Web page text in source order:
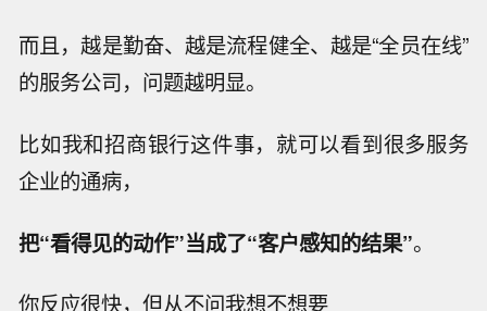
而且，越是勤奋、越是流程健全、越是“全员在线”
的服务公司，问题越明显。
比如我和招商银行这件事，就可以看到很多服务
企业的通病，
把“看得见的动作”当成了“客户感知的结果”。
你反应很快，但从不问我想不想要